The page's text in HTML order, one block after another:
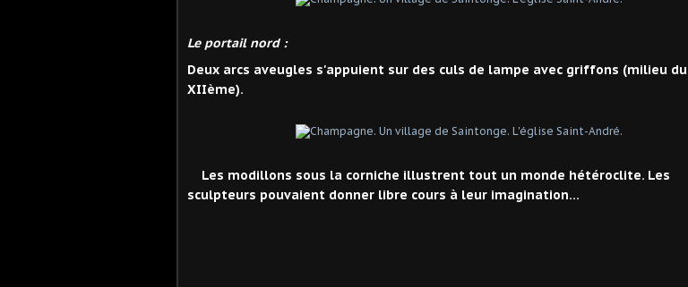
Le portail nord :
Deux arcs aveugles s'appuient sur des culs de lampe avec griffons (milieu du
XIIème).
Les modillons sous la corniche illustrent tout un monde hétéroclite. Les
sculpteurs pouvaient donner libre cours à leur imagination...